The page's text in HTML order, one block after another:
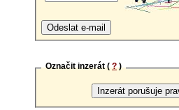
Označit inzerát (?)